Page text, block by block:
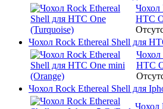
Чохол
HTC
Чохол Rock Ethereal Shell для
Чохол
HTC
Чохол Rock Ethereal Shell для
Чохол